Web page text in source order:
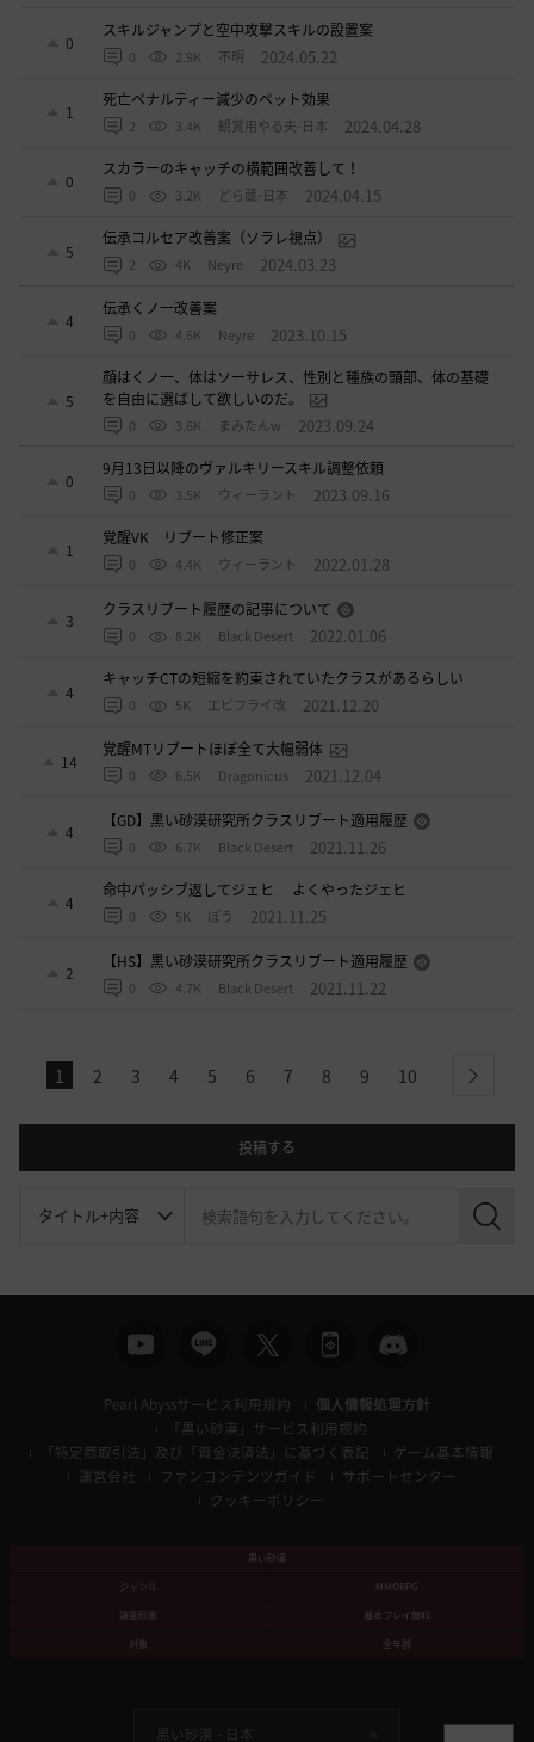
0
スキルジャンプと空中攻撃スキルの設置案
0 2.9K 不明 2024.05.22
1
死亡ペナルティー減少のペット効果
2 3.4K 観賞用やる夫-日本 2024.04.28
0
スカラーのキャッチの横範囲改善して！
0 3.2K どら蔵-日本 2024.04.15
5
伝承コルセア改善案（ソラレ視点）
2 4K Neyre 2024.03.23
4
伝承くノ一改善案
0 4.6K Neyre 2023.10.15
5
顔はくノ一、体はソーサレス、性別と種族の頭部、体の基礎
を自由に選ばして欲しいのだ。
0 3.6K まみたんw 2023.09.24
0
9月13日以降のヴァルキリースキル調整依頼
0 3.5K ウィーラント 2023.09.16
1
覚醒VK リブート修正案
0 4.4K ウィーラント 2022.01.28
3
クラスリブート履歴の記事について
0 8.2K Black Desert 2022.01.06
4
キャッチCTの短縮を約束されていたクラスがあるらしい
0 5K エビフライ改 2021.12.20
14
覚醒MTリブートほぼ全て大幅弱体
0 6.5K Dragonicus 2021.12.04
4
【GD】黒い砂漠研究所クラスリブート適用履歴
0 6.7K Black Desert 2021.11.26
4
命中パッシブ返してジェヒ よくやったジェヒ
0 5K ぽう 2021.11.25
2
【HS】黒い砂漠研究所クラスリブート適用履歴
0 4.7K Black Desert 2021.11.22
1 2 3 4 5 6 7 8 9 10 next
投稿する
検
Pearl Abyssサービス利用規約
個人情報処理方針
「黒い砂漠」サービス利用規約
「特定商取引法」及び「資金決済法」に基づく表記
ゲーム基本情報
運営会社
ファンコンテンツガイド
サポートセンター
クッキーポリシー
黒い砂漠
ジャンル
MMORPG
課金形態
基本プレイ無料
対象
全年齢
黒い砂漠 - 日本